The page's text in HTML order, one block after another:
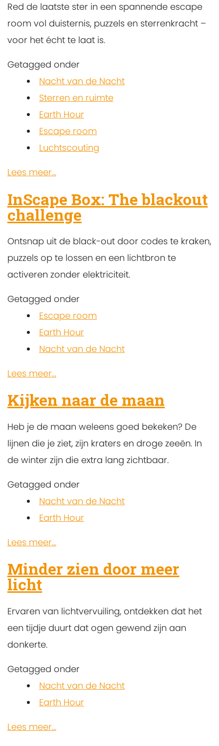
Red de laatste ster in een spannende escape
room vol duisternis, puzzels en sterrenkracht –
voor het écht te laat is.
Getagged onder
Nacht van de Nacht
Sterren en ruimte
Earth Hour
Escape room
Luchtscouting
Lees meer...
InScape Box: The blackout
challenge
Ontsnap uit de black-out door codes te kraken,
puzzels op te lossen en een lichtbron te
activeren zonder elektriciteit.
Getagged onder
Escape room
Earth Hour
Nacht van de Nacht
Lees meer...
Kijken naar de maan
Heb je de maan weleens goed bekeken? De
lijnen die je ziet, zijn kraters en droge zeeën. In
de winter zijn die extra lang zichtbaar.
Getagged onder
Nacht van de Nacht
Earth Hour
Lees meer...
Minder zien door meer
licht
Ervaren van lichtvervuiling, ontdekken dat het
een tijdje duurt dat ogen gewend zijn aan
donkerte.
Getagged onder
Nacht van de Nacht
Earth Hour
Lees meer...